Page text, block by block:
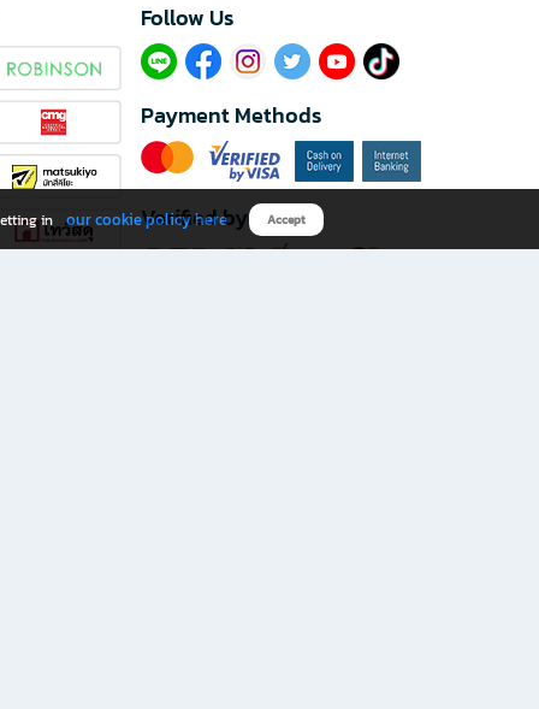
Follow Us​
Payment Methods
Verified by
in our cookie policy here Accept